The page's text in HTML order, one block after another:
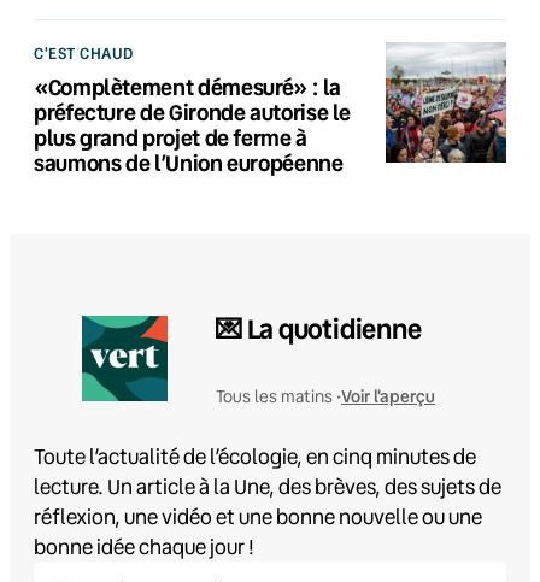
C'EST CHAUD
«Complètement démesuré» : la
préfecture de Gironde autorise le
plus grand projet de ferme à
saumons de l’Union européenne
💌 La quotidienne
Tous les matins •Voir l'aperçu
Toute l’actualité de l’écologie, en cinq minutes de
lecture. Un article à la Une, des brèves, des sujets de
réflexion, une vidéo et une bonne nouvelle ou une
bonne idée chaque jour !